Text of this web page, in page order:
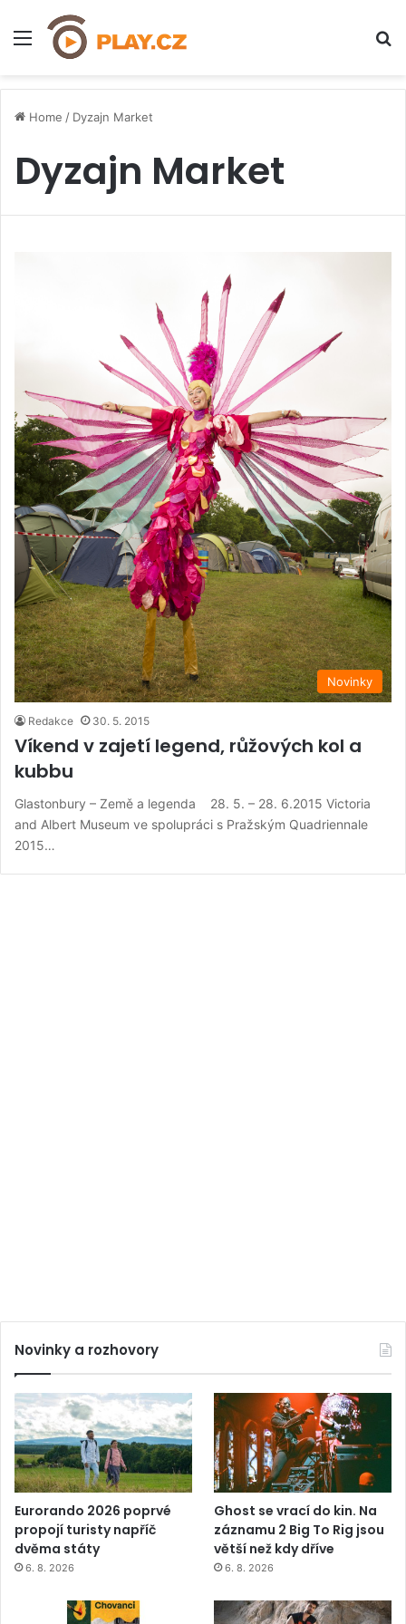
Menu
Home / Dyzajn Market
Dyzajn Market
Novinky
Redakce 30. 5. 2015
Víkend v zajetí legend, růžových kol a
kubbu
Glastonbury – Země a legenda 28. 5. – 28. 6.2015 Victoria
and Albert Museum ve spolupráci s Pražským Quadriennale
2015…
Novinky a rozhovory
Eurorando 2026 poprvé
propojí turisty napříč
dvěma státy
6. 8. 2026
Ghost se vrací do kin. Na
záznamu 2 Big To Rig jsou
větší než kdy dříve
6. 8. 2026